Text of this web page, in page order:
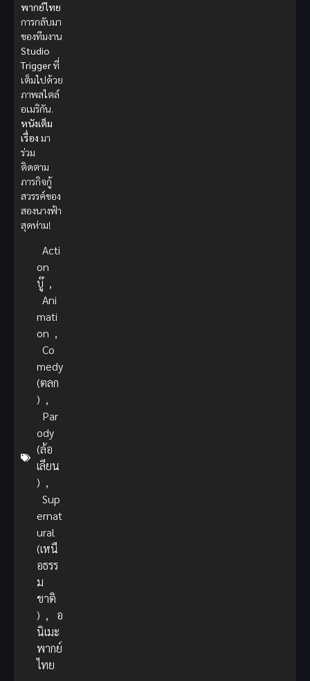
พากย์ไทย
การกลับมา
ของทีมงาน
Studio
Triggerที่
เต็มไปด้วย
ภาพสไตล์
อเมริกัน.
หนังเต็ม
เรื่อง มา
ร่วม
ติดตาม
ภารกิจกู้
สวรรค์ของ
สองนางฟ้า
สุดห่าม!
Acti
on
บู๊ ,
Ani
mati
on ,
Co
medy
(ตลก
) ,
Par
ody
(ล้อ
เลียน
) ,
Sup
ernat
ural
(เหนื
อธรร
ม
ชาติ
) ,
อ
นิเมะ
พากย์
ไทย